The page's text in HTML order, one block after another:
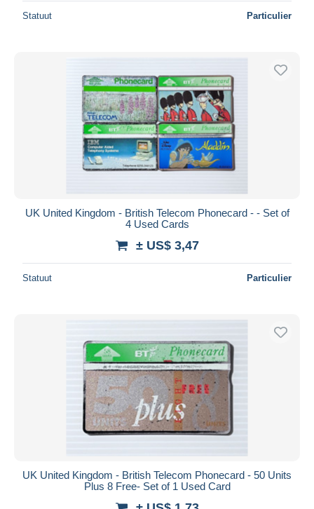
Statuut Particulier
UK United Kingdom - British Telecom Phonecard - - Set of
4 Used Cards
± US$ 3,47
Statuut Particulier
UK United Kingdom - British Telecom Phonecard - 50 Units
Plus 8 Free- Set of 1 Used Card